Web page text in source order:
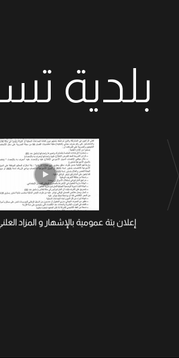
بلدية
إعلان بتة عمومية بالإشهار و المزاد